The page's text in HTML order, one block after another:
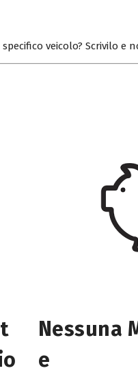
veicolo? Scrivilo e
Nessuna
E